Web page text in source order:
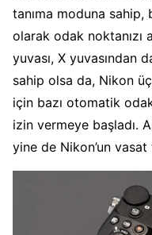
tanıma moduna sahip,
olarak odak noktanızı
yuvası, X yuvasından
sahip olsa da, Nikon
için bazı otomatik
izin vermeye başladı.
yine de Nikon’un vasat